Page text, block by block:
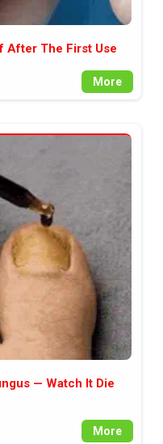
After The First Use
More
— Watch It Die
More